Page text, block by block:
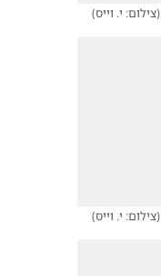
(צילום: י. וייס)
(צילום: י. וייס)